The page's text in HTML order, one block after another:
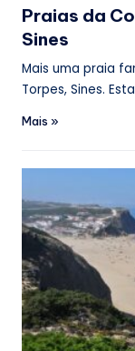
P
o
r
t
a
l
Praias da
Sines
Mais uma praia
Torpes, Sines.
Mais »